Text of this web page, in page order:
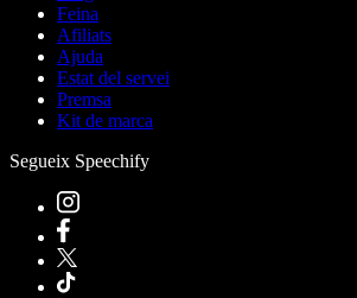
Feina
Afiliats
Ajuda
Estat del servei
Premsa
Kit de marca
Segueix Speechify